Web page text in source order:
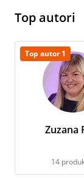
Top autori
Top autor 1
Zuzana
14